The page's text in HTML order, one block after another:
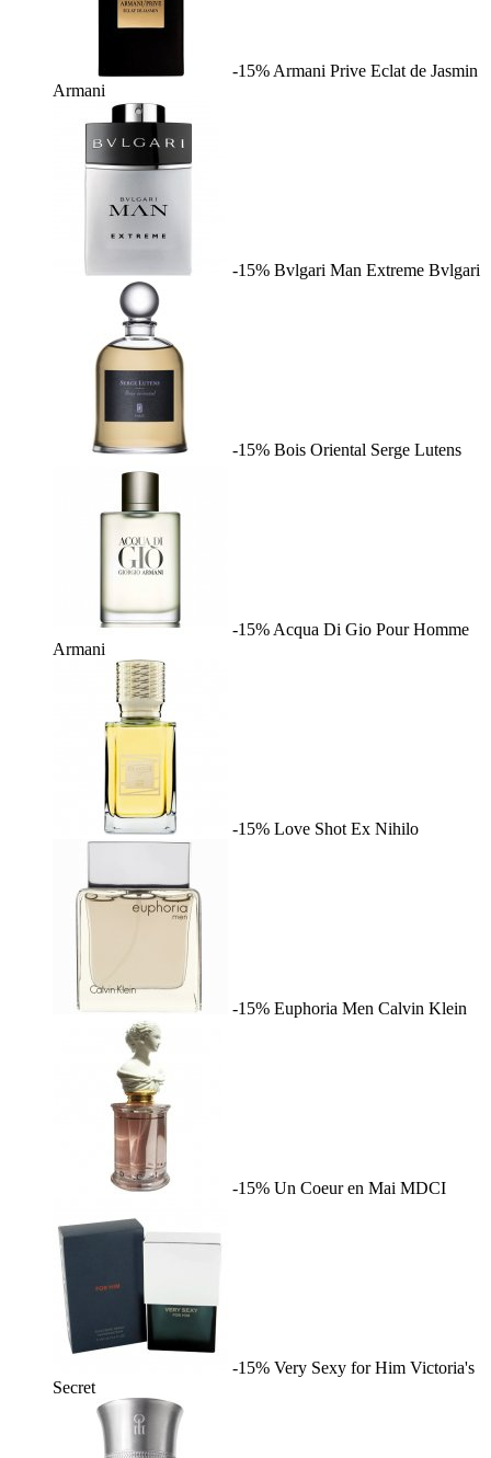
-15% Armani Prive Eclat de Jasmin
Armani
-15% Bvlgari Man Extreme Bvlgari
-15% Bois Oriental Serge Lutens
-15% Acqua Di Gio Pour Homme
Armani
-15% Love Shot Ex Nihilo
-15% Euphoria Men Calvin Klein
-15% Un Coeur en Mai MDCI
-15% Very Sexy for Him Victoria's
Secret